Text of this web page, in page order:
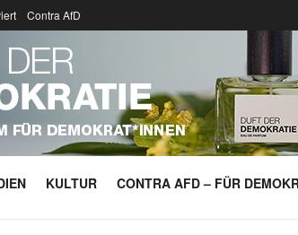
Contra AfD
KULTUR CONTRA AFD – FÜR